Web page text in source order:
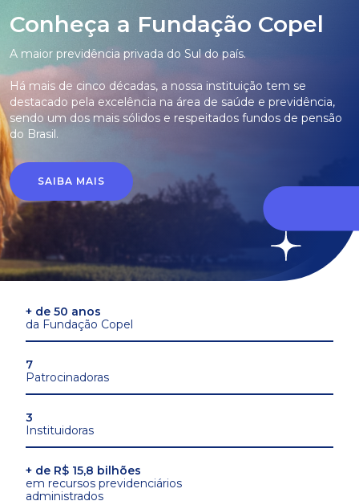
Conheça a Fundação Copel
A maior previdência privada do Sul do país.
Há mais de cinco décadas, a nossa instituição tem se
destacado pela excelência na área de saúde e previdência,
sendo um dos mais sólidos e respeitados fundos de pensão
do Brasil.
SAIBA MAIS
+ de 50 anos
da Fundação Copel
7
Patrocinadoras
3
Instituidoras
+ de R$ 15,8 bilhões
em recursos previdenciários
administrados